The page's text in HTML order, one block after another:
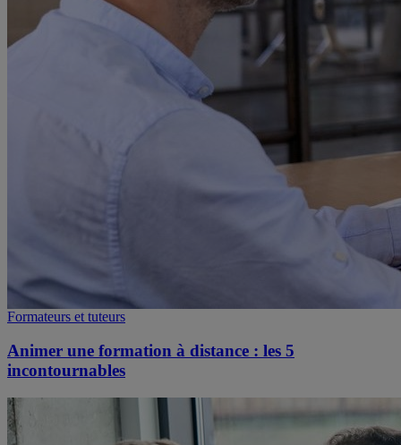
Formateurs et tuteurs
Animer une formation à distance : les 5
incontournables